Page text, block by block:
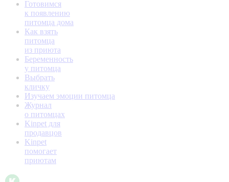
Готовимся
к появлению
питомца дома
Как взять
питомца
из приюта
Беременность
у питомца
Выбрать
кличку
Изучаем эмоции питомца
Журнал
о питомцах
Kinpet для
продавцов
Kinpet
помогает
приютам